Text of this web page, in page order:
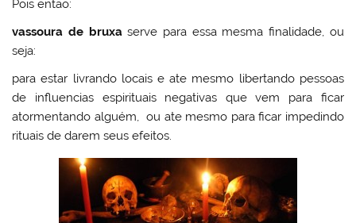
Pois então:
vassoura de bruxaserve para essa mesma finalidade, ou
seja:
para estar livrando locais e ate mesmo libertando pessoas
de influencias espirituais negativas que vem para ficar
atormentando alguém, ou ate mesmo para ficar impedindo
rituais de darem seus efeitos.